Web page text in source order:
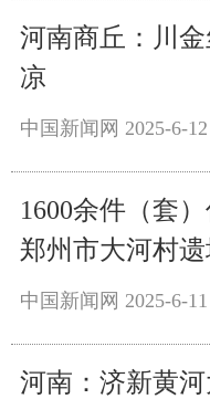
河南商丘：川
凉
中国新闻网 2025-6-
1600余件（套
郑州市大河村
中国新闻网 2025-6-
河南：济新黄